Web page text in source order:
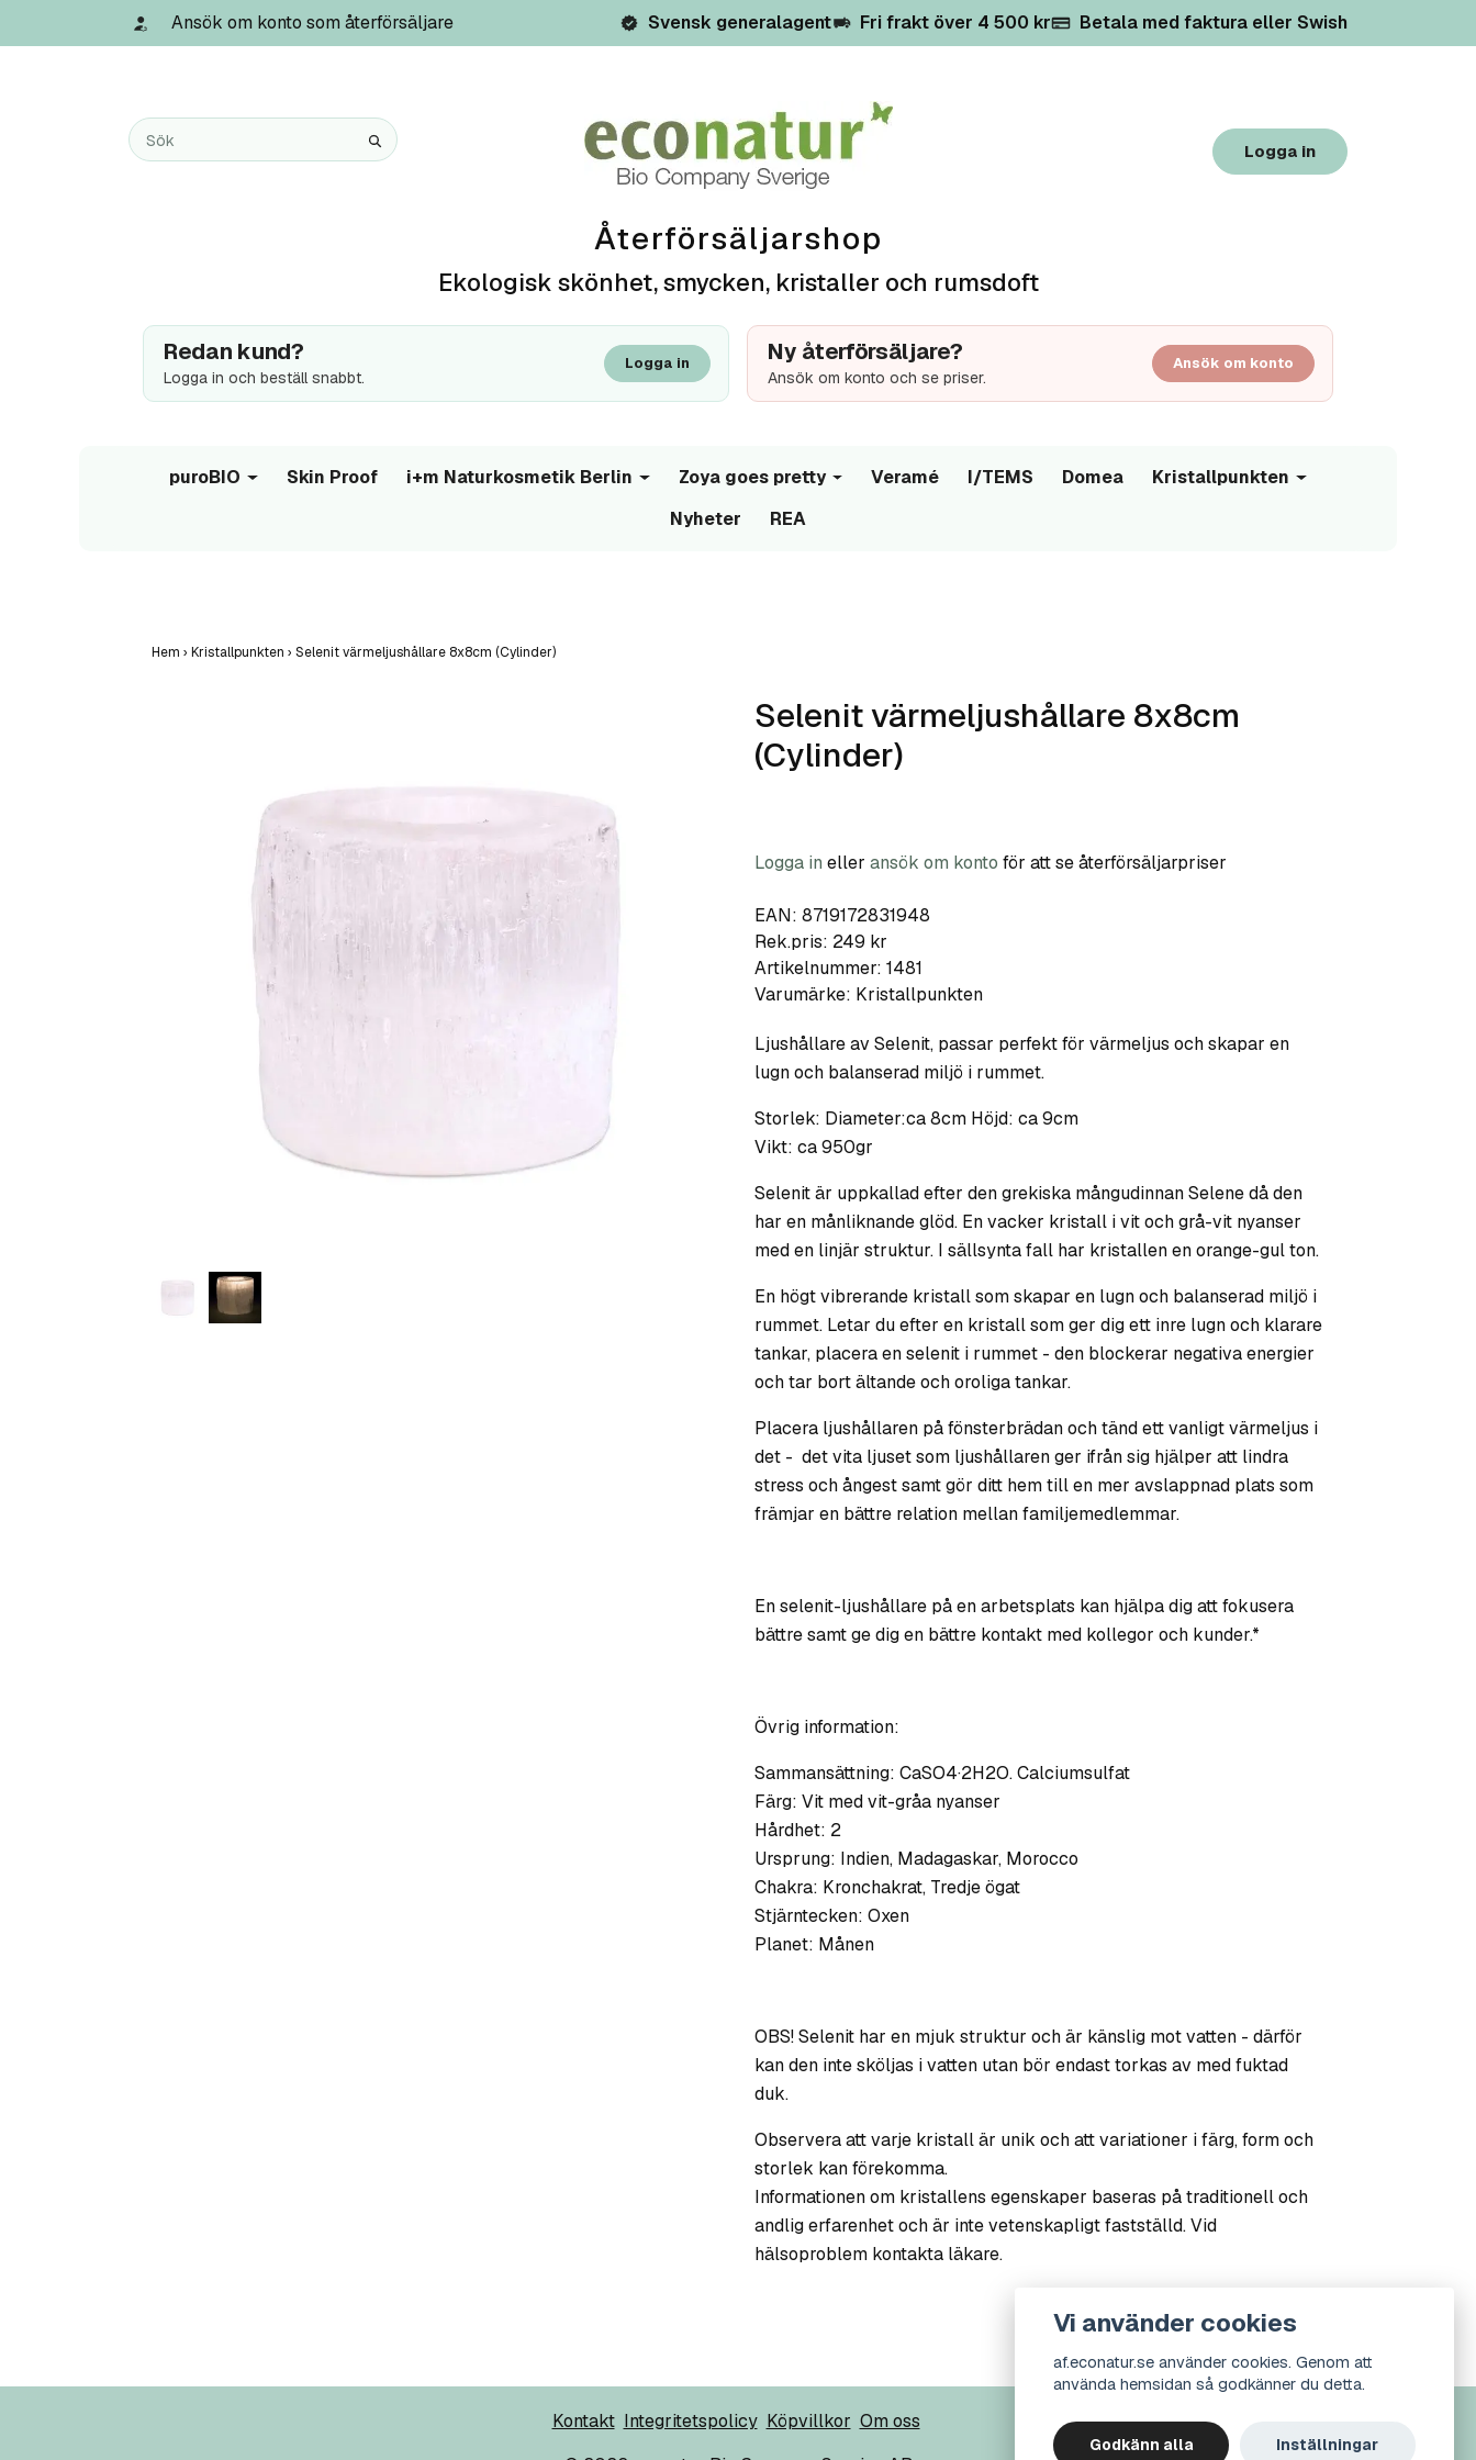
Ansök om konto som återförsäljare Svensk generalagent Fri frakt över 4 500 kr Betala med faktura eller Swish
Logga in
Återförsäljarshop
Ekologisk skönhet, smycken, kristaller och rumsdoft
Redan kund?
Logga in och beställ snabbt.
Logga in Ny återförsäljare?
Ansök om konto och se priser.
Ansök om konto
puroBIO Skin Proof i+m Naturkosmetik Berlin Zoya goes pretty Veramé I/TEMS Domea
Kristallpunkten
Nyheter
REA
Hem › Kristallpunkten › Selenit värmeljushållare 8x8cm (Cylinder)
Selenit värmeljushållare 8x8cm
(Cylinder)
Logga in eller ansök om konto för att se återförsäljarpriser
EAN: 8719172831948
Rek.pris: 249 kr
Artikelnummer: 1481
Varumärke: Kristallpunkten
Ljushållare av Selenit, passar perfekt för värmeljus och skapar en
lugn och balanserad miljö i rummet.
Storlek: Diameter:ca 8cm Höjd: ca 9cm
Vikt: ca 950gr
Selenit är uppkallad efter den grekiska mångudinnan Selene då den
har en månliknande glöd. En vacker kristall i vit och grå-vit nyanser
med en linjär struktur. I sällsynta fall har kristallen en orange-gul ton.
En högt vibrerande kristall som skapar en lugn och balanserad miljö i
rummet. Letar du efter en kristall som ger dig ett inre lugn och klarare
tankar, placera en selenit i rummet - den blockerar negativa energier
och tar bort ältande och oroliga tankar.
Placera ljushållaren på fönsterbrädan och tänd ett vanligt värmeljus i
det - det vita ljuset som ljushållaren ger ifrån sig hjälper att lindra
stress och ångest samt gör ditt hem till en mer avslappnad plats som
främjar en bättre relation mellan familjemedlemmar.
En selenit-ljushållare på en arbetsplats kan hjälpa dig att fokusera
bättre samt ge dig en bättre kontakt med kollegor och kunder.*
Övrig information:
Sammansättning: CaSO4·2H2O. Calciumsulfat
Färg: Vit med vit-gråa nyanser
Hårdhet: 2
Ursprung: Indien, Madagaskar, Morocco
Chakra: Kronchakrat, Tredje ögat
Stjärntecken: Oxen
Planet: Månen
OBS! Selenit har en mjuk struktur och är känslig mot vatten - därför
kan den inte sköljas i vatten utan bör endast torkas av med fuktad
duk.
Observera att varje kristall är unik och att variationer i färg, form och
storlek kan förekomma.
Informationen om kristallens egenskaper baseras på traditionell och
andlig erfarenhet och är inte vetenskapligt fastställd. Vid
hälsoproblem kontakta läkare.
Kontakt Integritetspolicy Köpvillkor Om oss
Vi använder cookies
af.econatur.se använder cookies. Genom att
använda hemsidan så godkänner du detta.
Godkänn alla Inställningar